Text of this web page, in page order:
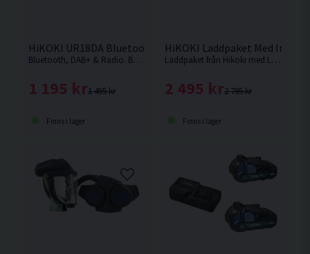
HiKOKI UR18DA Bluetooth Radio DAB+ 14,4-18V
Bluetooth, DAB+ & Radio. Byggradio med robust och hållbar design. Hög volym med mycket bra ljudkvalitet tack vare inställbar equalizer. Levereras utan batteri och laddare.
1 495 kr
1 195 kr
Finns i lager
HiKOKI Laddpaket Med
Laddpaket från Hikoki med Li-Ion batterier på 5,0Ah för 18V Sladdlösa maskiner med Slide batterifäste samt snabbladdare.
2 795 kr
2 495 kr
Finns i lager